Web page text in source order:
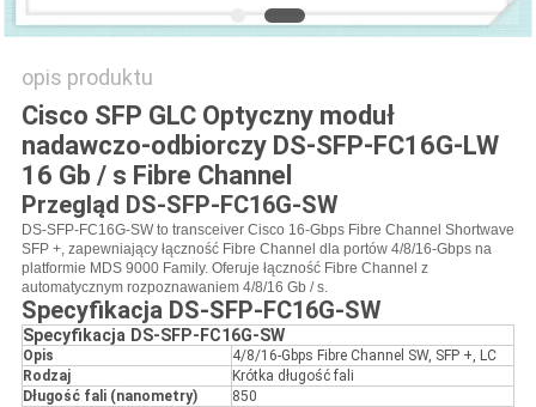
opis produktu
Cisco SFP GLC Optyczny moduł
nadawczo-odbiorczy DS-SFP-FC16G-LW
16 Gb / s Fibre Channel
Przegląd DS-SFP-FC16G-SW
DS-SFP-FC16G-SW to transceiver Cisco 16-Gbps Fibre Channel Shortwave
SFP +, zapewniający łączność Fibre Channel dla portów 4/8/16-Gbps na
platformie MDS 9000 Family. Oferuje łączność Fibre Channel z
automatycznym rozpoznawaniem 4/8/16 Gb / s.
Specyfikacja DS-SFP-FC16G-SW
Specyfikacja DS-SFP-FC16G-SW
Opis
4/8/16-Gbps Fibre Channel SW, SFP +, LC
Rodzaj
Krótka długość fali
Długość fali (nanometry)
850